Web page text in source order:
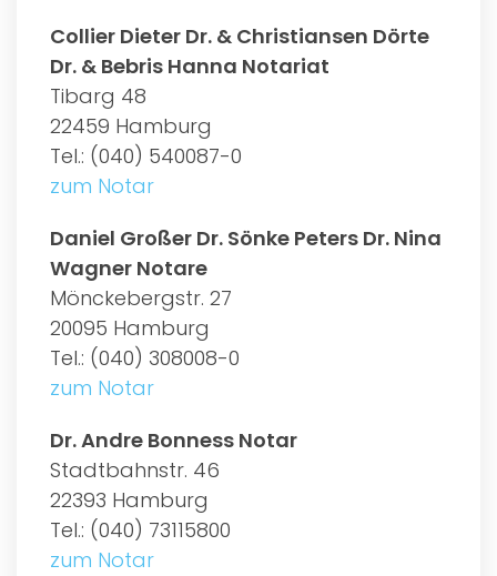
Collier Dieter Dr. & Christiansen Dörte
Dr. & Bebris Hanna Notariat
Tibarg 48
22459 Hamburg
Tel.: (040) 540087-0
zum Notar
Daniel Großer Dr. Sönke Peters Dr. Nina
Wagner Notare
Mönckebergstr. 27
20095 Hamburg
Tel.: (040) 308008-0
zum Notar
Dr. Andre Bonness Notar
Stadtbahnstr. 46
22393 Hamburg
Tel.: (040) 73115800
zum Notar